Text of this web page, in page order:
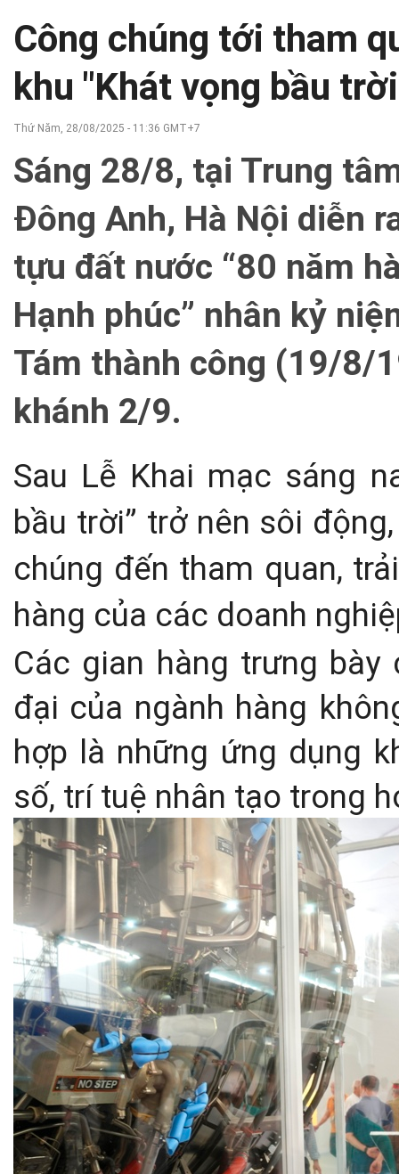
Công chúng tới tham
khu "Khát vọng bầu
Thứ Năm, 28/08/2025 - 11:36 GMT+7
Sáng 28/8, tại Trung
Đông Anh, Hà Nội diễn
tựu đất nước “80 năm
Hạnh phúc” nhân kỷ
Tám thành công (19/8/
khánh 2/9.
Sau Lễ Khai mạc sáng
bầu trời” trở nên sôi
chúng đến tham quan,
hàng của các doanh
Các gian hàng trưng
đại của ngành hàng
hợp là những ứng dụng
số, trí tuệ nhân tạo trong